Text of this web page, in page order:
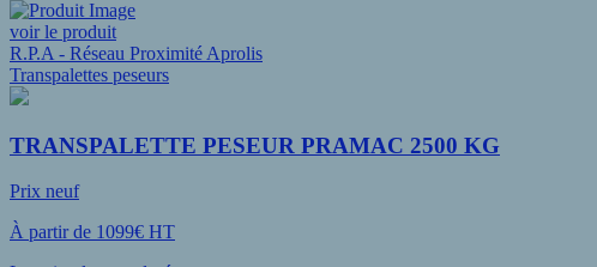
voir le produit
R.P.A - Réseau Proximité Aprolis
Transpalettes peseurs
TRANSPALETTE PESEUR PRAMAC 2500 KG
Prix neuf
À partir de 1099€ HT